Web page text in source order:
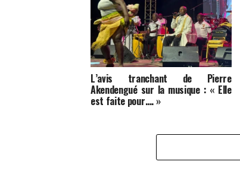
L’avis tranchant de Pierre
Akendengué sur la musique : « Elle
est faite pour…. »